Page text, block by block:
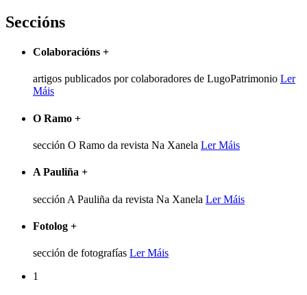
Seccións
Colaboracións +
artigos publicados por colaboradores de LugoPatrimonio Ler
Máis
O Ramo +
sección O Ramo da revista Na Xanela Ler Máis
A Pauliña +
sección A Pauliña da revista Na Xanela Ler Máis
Fotolog +
sección de fotografías Ler Máis
1